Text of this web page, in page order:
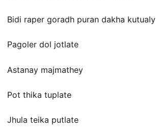
Bidi raper goradh puran dakha kutualy
Pagoler dol jotlate
Astanay majmathey
Pot thika tuplate
Jhula teika putlate